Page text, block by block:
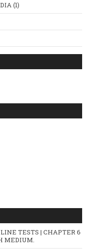
(1)
TESTS | CHAPTER 6
MEDIUM.